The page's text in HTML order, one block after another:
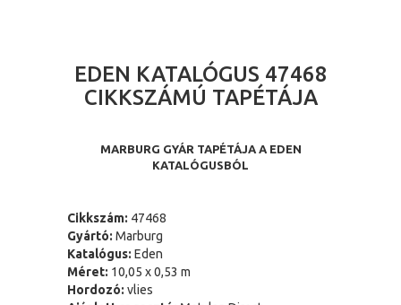
EDEN KATALÓGUS 47468
CIKKSZÁMÚ TAPÉTÁJA
MARBURG GYÁR TAPÉTÁJA A EDEN
KATALÓGUSBÓL
Cikkszám: 47468
Gyártó: Marburg
Katalógus: Eden
Méret: 10,05 x 0,53 m
Hordozó: vlies